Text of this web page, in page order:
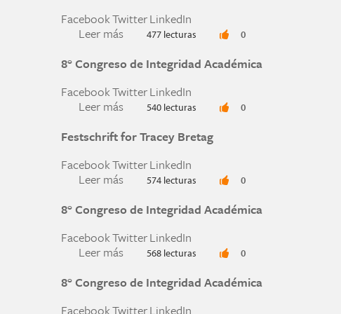
FacebookTwitterLinkedIn
Leer más sobre The Shadow Scholar
477 lecturas 0
8° Congreso de Integridad Académica
FacebookTwitterLinkedIn
Leer más sobre 8° Congreso de Integridad Académica
540 lecturas 0
Festschrift for Tracey Bretag
FacebookTwitterLinkedIn
Leer más sobre Festschrift for Tracey Bretag
574 lecturas 0
8° Congreso de Integridad Académica
FacebookTwitterLinkedIn
Leer más sobre 8° Congreso de Integridad Académica
568 lecturas 0
8° Congreso de Integridad Académica
FacebookTwitterLinkedIn